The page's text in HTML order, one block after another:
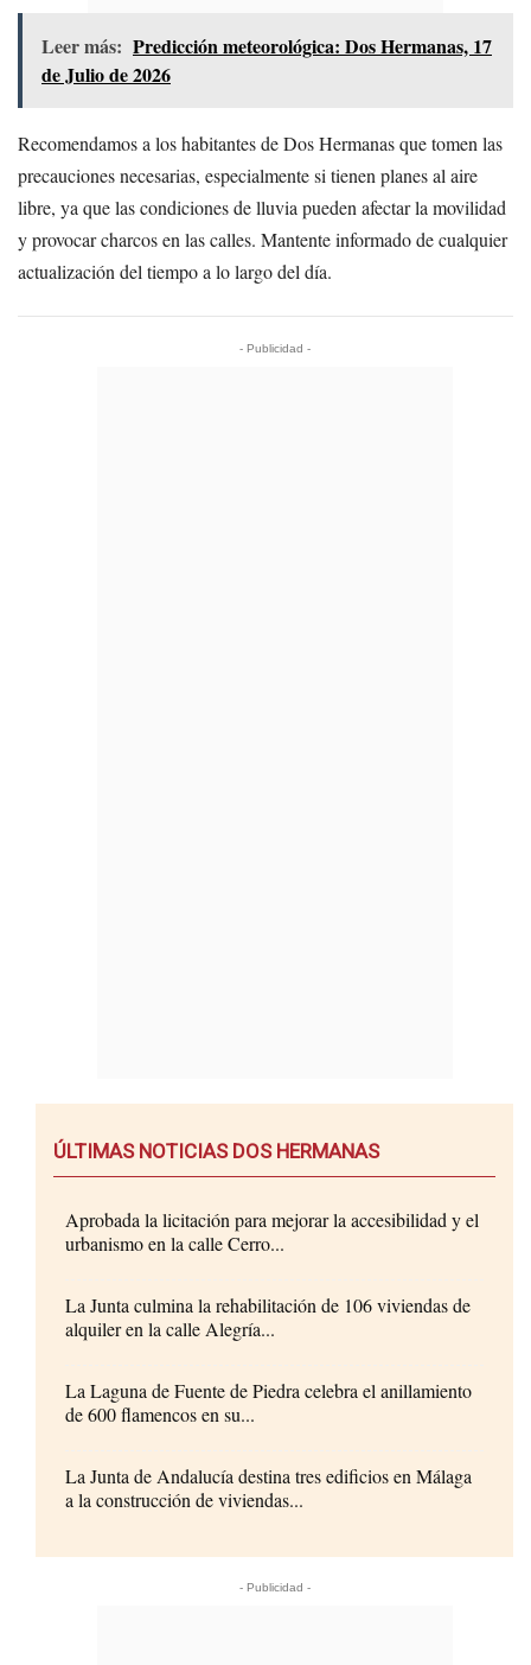
Leer más: Predicción meteorológica: Dos Hermanas, 17
de Julio de 2026
Recomendamos a los habitantes de Dos Hermanas que tomen las
precauciones necesarias, especialmente si tienen planes al aire
libre, ya que las condiciones de lluvia pueden afectar la movilidad
y provocar charcos en las calles. Mantente informado de cualquier
actualización del tiempo a lo largo del día.
- Publicidad -
ÚLTIMAS NOTICIAS DOS HERMANAS
Aprobada la licitación para mejorar la accesibilidad y el
urbanismo en la calle Cerro...
La Junta culmina la rehabilitación de 106 viviendas de
alquiler en la calle Alegría...
La Laguna de Fuente de Piedra celebra el anillamiento
de 600 flamencos en su...
La Junta de Andalucía destina tres edificios en Málaga
a la construcción de viviendas...
- Publicidad -